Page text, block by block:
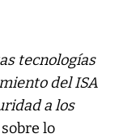
tecnologías
del ISA
a los
lo